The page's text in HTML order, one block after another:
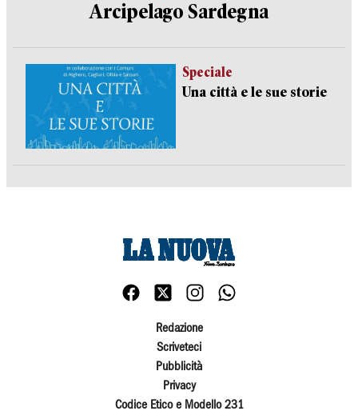
Arcipelago Sardegna
Speciale
Una città e le sue storie
Redazione
Scriveteci
Pubblicità
Privacy
Codice Etico e Modello 231